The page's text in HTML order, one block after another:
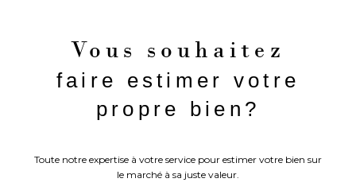
Vous souhaitez
faire estimer votre
propre bien?
Toute notre expertise à votre service pour estimer votre bien sur
le marché à sa juste valeur.